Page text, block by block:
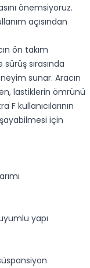
önemsiyoruz.
açısından
ön takım
sırasında
sunar. Aracın
lastiklerin ömrünü
kullanıcılarının
için
yapı